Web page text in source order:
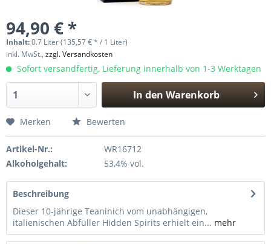
94,90 € *
Inhalt:0.7 Liter (135,57 € * / 1 Liter)
inkl. MwSt., zzgl. Versandkosten
Sofort versandfertig, Lieferung innerhalb von 1-3 Werktagen
In den Warenkorb
Merken Bewerten
Artikel-Nr.:
WR16712
Alkoholgehalt:
53,4% vol.
Beschreibung
Dieser 10-jährige Teaninich vom unabhängigen,
italienischen Abfüller Hidden Spirits erhielt ein... mehr